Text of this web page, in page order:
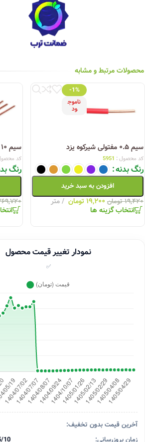
چراغ
محصولات مرتبط و مشابه
-1%
ناموج
ود
سیم ۰.۵ مفتولی شیرکوه یزد
کد محصول : 5951
رنگ بدنه
افزودن به سبد خرید
۱۹,۴۲۰ تومان ۱۹,۲۰۰ تومان متر
انتخاب گزینه ها
سیم ۱۰ مفتولی شیرکوه یزد
کد
رنگ
نمودار تغییر قیمت محصول
✅
آخرین قیمت بدون تخفیف:
زمان بروزرسانی: